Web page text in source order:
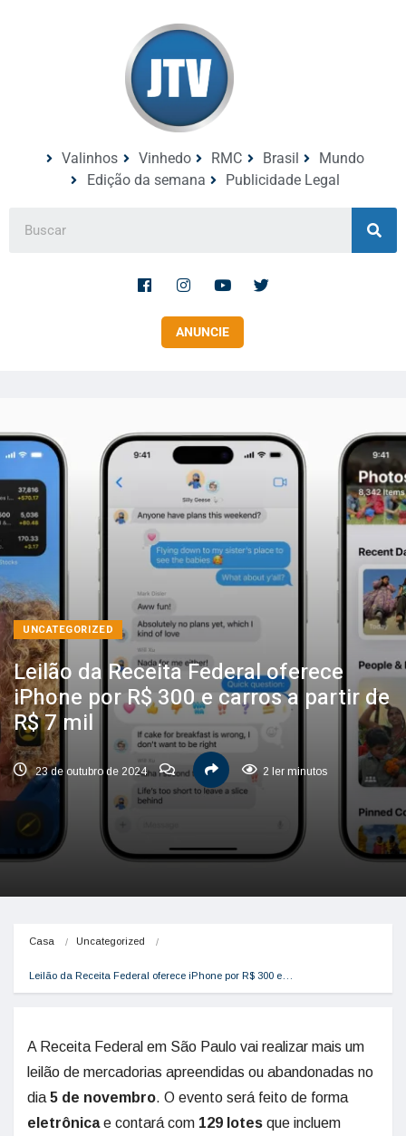
Valinhos Vinhedo RMC Brasil
Mundo
Edição da semana
Publicidade Legal
ANUNCIE
UNCATEGORIZED
Leilão da Receita Federal oferece
iPhone por R$ 300 e carros a partir de
R$ 7 mil
23 de outubro de 2024 2 ler minutos
Casa Uncategorized
Leilão da Receita Federal oferece iPhone por R$ 300 e…
A Receita Federal em São Paulo vai realizar mais um
leilão de mercadorias apreendidas ou abandonadas no
dia 5 de novembro. O evento será feito de forma
eletrônicae contará com 129 lotes que incluem